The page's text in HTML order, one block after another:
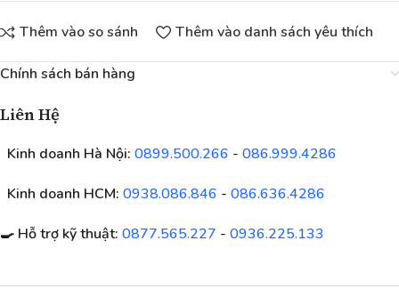
Thêm vào so sánh Thêm vào danh sách yêu thích
Chính sách bán hàng
Liên Hệ
Kinh doanh Hà Nội: 0899.500.266 - 086.999.4286
Kinh doanh HCM: 0938.086.846 - 086.636.4286
🍳 Hỗ trợ kỹ thuật: 0877.565.227 - 0936.225.133